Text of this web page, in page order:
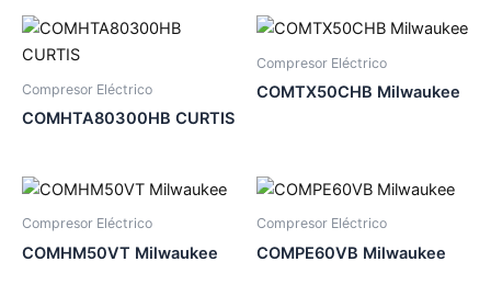
Compresor Eléctrico
COMHTA80300HB CURTIS
Compresor Eléctrico
COMTX50CHB Milwaukee
Compresor Eléctrico
COMHM50VT Milwaukee
Compresor Eléctrico
COMPE60VB Milwaukee